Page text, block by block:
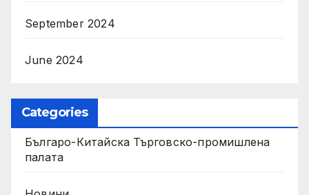
September 2024
June 2024
Categories
Българо-Китайска Търговско-промишлена
палaта